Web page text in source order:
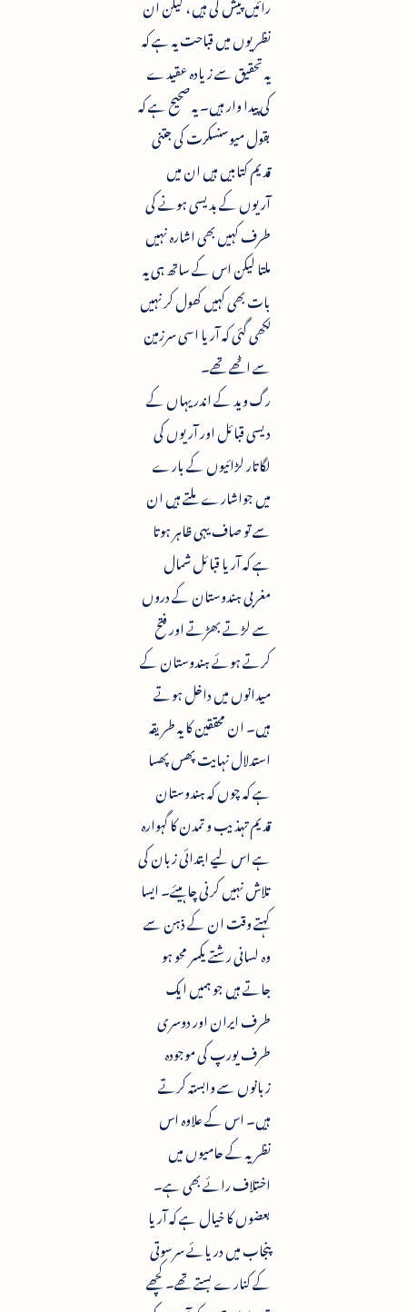
نظریوں میں قباحت یہ ہے کہ
یہ تحقیق سے زیادہ عقیدے
کی پیدا وار ہیں۔ یہ صحیح ہے کہ
بقول میوسنسکرت کی جتنی
قدیم کتابیں ہیں ان میں
آریوں کے بدیسی ہونے کی
طرف کہیں بھی اشارہ نہیں
ملتا لیکن اس کے ساتھ ہی یہ
بات بھی کہیں کھول کر نہیں
لکھی گئی کہ آریا اسی سرزمین
سے اٹھے تھے۔
رگ وید کے اندر یہاں کے
دیسی قبائل اور آریوں کی
لگاتار لڑائیوں کے بارے
میں جواشارے ملتے ہیں ان
سے تو صاف یہی ظاہر ہوتا
ہے کہ آریا قبائل شمال
مغربی ہندوستان کے دروں
سے لڑتے بھڑتے اور فتح
کرتے ہوئے ہندوستان کے
میدانوں میں داخل ہوتے
ہیں۔ ان محققین کا یہ طریقہ
استدلال نہایت پھس پھسا
ہے کہ چوں کہ ہندوستان
قدیم تہذیب و تمدن کا گہوارہ
ہے اس لیے ابتدائی زبان کی
تلاش نہیں کرنی چاہیئے۔ ایسا
کہتے وقت ان کے ذہن سے
وہ لسانی رشتے یکسر محو ہو
جاتے ہیں جو ہمیں ایک
طرف ایران اور دوسری
طرف یورپ کی موجودہ
زبانوں سے وابستہ کرتے
ہیں۔ اس کے علاوہ اس
نظریہ کے حامیوں میں
اختلاف رائے بھی ہے۔
بعضوں کا خیال ہے کہ آریا
پنجاب میں دریائے سرسوتی
کے کنارے بستے تھے۔ کچھے